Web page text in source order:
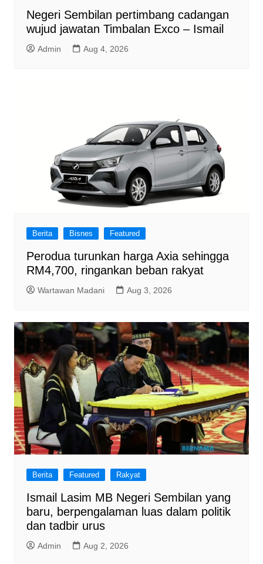
Negeri Sembilan pertimbang cadangan
wujud jawatan Timbalan Exco – Ismail
Admin Aug 4, 2026
Berita Bisnes Featured
Perodua turunkan harga Axia sehingga
RM4,700, ringankan beban rakyat
Wartawan Madani Aug 3, 2026
Berita Featured Rakyat
Ismail Lasim MB Negeri Sembilan yang
baru, berpengalaman luas dalam politik
dan tadbir urus
Admin Aug 2, 2026